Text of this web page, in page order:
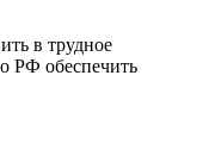
в трудное
РФ обеспечить